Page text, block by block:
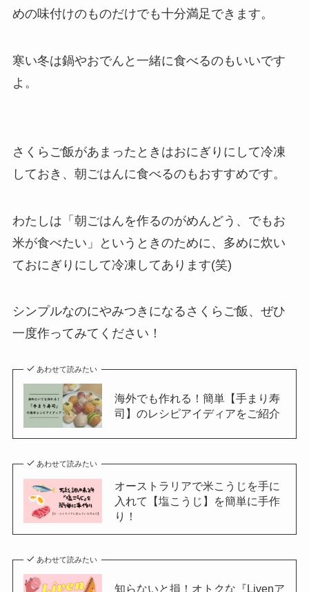
めの味付けのものだけでも十分満足できます。
寒い冬は鍋やおでんと一緒に食べるのもいいです
よ。
さくらご飯があまったときはおにぎりにして冷凍
しておき、朝ごはんに食べるのもおすすめです。
わたしは「朝ごはんを作るのがめんどう、でもお
米が食べたい」というときのために、多めに炊い
ておにぎりにして冷凍してあります(笑)
シンプルなのにやみつきになるさくらご飯、ぜひ
一度作ってみてください！
あわせて読みたい
海外でも作れる！簡単【手まり寿
司】のレシピアイディアをご紹介
あわせて読みたい
オーストラリアで米こうじを手に
入れて【塩こうじ】を簡単に手作
り！
あわせて読みたい
知らないと損！オトクな『Livenア